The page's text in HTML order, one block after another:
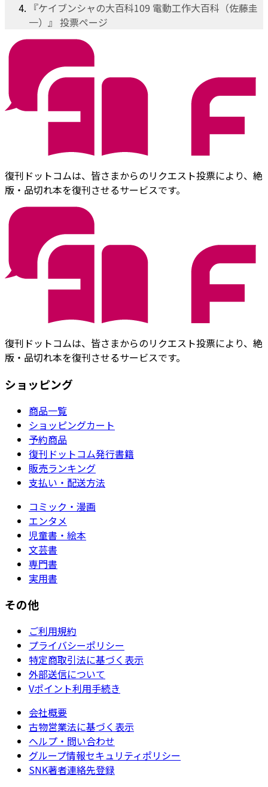
『ケイブンシャの大百科109 電動工作大百科（佐藤圭
一）』 投票ページ
復刊ドットコムは、皆さまからのリクエスト投票により、絶
版・品切れ本を復刊させるサービスです。
復刊ドットコムは、皆さまからのリクエスト投票により、絶
版・品切れ本を復刊させるサービスです。
ショッピング
商品一覧
ショッピングカート
予約商品
復刊ドットコム発行書籍
販売ランキング
支払い・配送方法
コミック・漫画
エンタメ
児童書・絵本
文芸書
専門書
実用書
その他
ご利用規約
プライバシーポリシー
特定商取引法に基づく表示
外部送信について
Vポイント利用手続き
会社概要
古物営業法に基づく表示
ヘルプ・問い合わせ
グループ情報セキュリティポリシー
SNK著者連絡先登録